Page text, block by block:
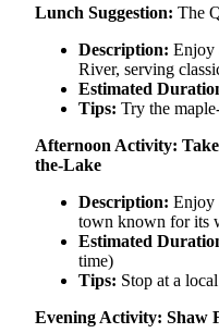
Lunch Suggestion: The
Description: Enjoy
River, serving
Estimated
Tips: Try the
Afternoon Activity:
the-Lake
Description: Enjoy
town known for its
Estimated
time)
Tips: Stop at a
Evening Activity: Shaw